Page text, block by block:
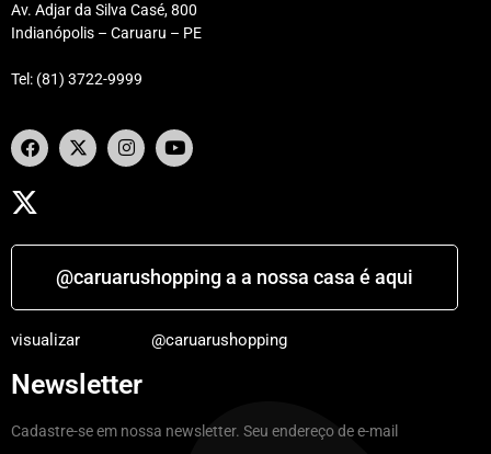
Av. Adjar da Silva Casé, 800
Indianópolis – Caruaru – PE
Tel: (81) 3722-9999
@caruarushopping a a nossa casa é aqui
visualizar @caruarushopping
Newsletter
Cadastre-se em nossa newsletter. Seu endereço de e-mail